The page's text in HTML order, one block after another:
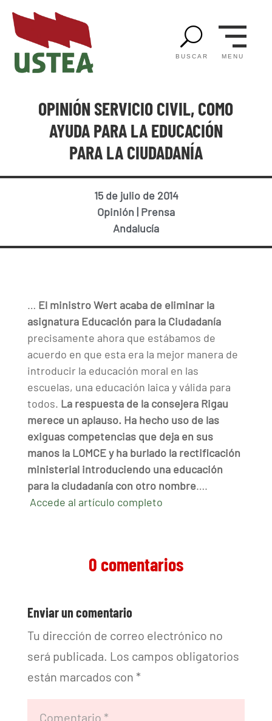
U
BUSCAR MENU
OPINIÓN SERVICIO CIVIL, COMO
AYUDA PARA LA EDUCACIÓN
PARA LA CIUDADANÍA
15 de julio de 2014
Opinión | Prensa
Andalucía
… El ministro Wert acaba de eliminar la
asignatura Educación para la Ciudadanía
precisamente ahora que estábamos de
acuerdo en que esta era la mejor manera de
introducir la educación moral en las
escuelas, una educación laica y válida para
todos. La respuesta de la consejera Rigau
merece un aplauso. Ha hecho uso de las
exiguas competencias que deja en sus
manos la LOMCE y ha burlado la rectificación
ministerial introduciendo una educación
para la ciudadanía con otro nombre….
Accede al artículo completo
0 comentarios
Enviar un comentario
Tu dirección de correo electrónico no
será publicada. Los campos obligatorios
están marcados con *